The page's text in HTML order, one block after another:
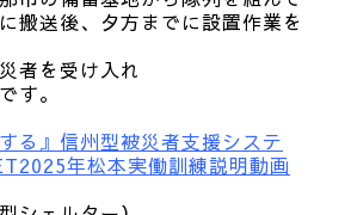
搬送後、夕方までに設置作業を
者を受け入れ
す。
る』信州型被災者支援システ
年松本実働訓練説明動画